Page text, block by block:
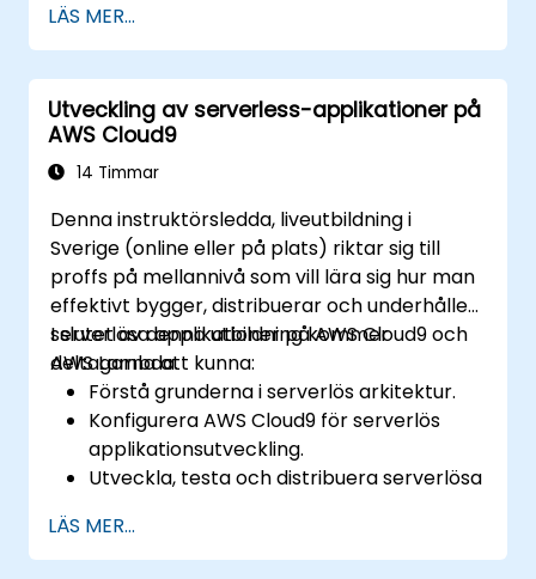
funktioner.
Integrera Lambda-funktioner med olika
händelsekällor.
Paketera, distribuera, övervaka och felsök
Lambda-baserade applikationer.
LÄS MER...
Utveckling av serverless-applikationer på
AWS Cloud9
14 Timmar
Denna instruktörsledda, liveutbildning i
Sverige (online eller på plats) riktar sig till
proffs på mellannivå som vill lära sig hur man
effektivt bygger, distribuerar och underhåller
serverlösa applikationer på AWS Cloud9 och
AWS Lambda.
I slutet av denna utbildning kommer
deltagarna att kunna:
Förstå grunderna i serverlös arkitektur.
Konfigurera AWS Cloud9 för serverlös
applikationsutveckling.
Utveckla, testa och distribuera serverlösa
Integrera AWS Lambda med andra AWS-
tjänster som API Gateway och S3.
LÄS MER...